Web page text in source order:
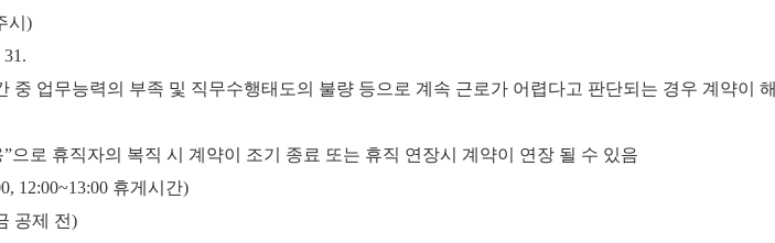
시)
31.
업무능력의 부족 및 직무수행태도의 불량 등으로 계속 근로가 어렵다고 판단되는 경우 계약이
로 휴직자의 복직 시 계약이 조기 종료 또는 휴직 연장시 계약이 연장 될 수 있음
12:00~13:00 휴게시간)
공제 전)